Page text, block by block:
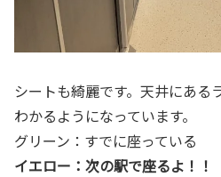
シートも綺麗です。天井にある
わかるようになっています。
グリーン：すでに座っている
イエロー：次の駅で座るよ！！